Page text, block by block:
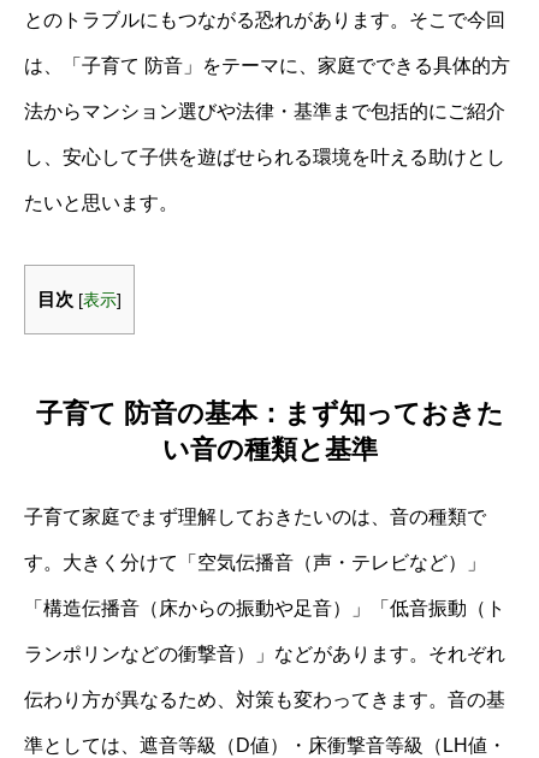
とのトラブルにもつながる恐れがあります。そこで今回
は、「子育て 防音」をテーマに、家庭でできる具体的方
法からマンション選びや法律・基準まで包括的にご紹介
し、安心して子供を遊ばせられる環境を叶える助けとし
たいと思います。
目次 [表示]
子育て 防音の基本：まず知っておきた
い音の種類と基準
子育て家庭でまず理解しておきたいのは、音の種類で
す。大きく分けて「空気伝播音（声・テレビなど）」
「構造伝播音（床からの振動や足音）」「低音振動（ト
ランポリンなどの衝撃音）」などがあります。それぞれ
伝わり方が異なるため、対策も変わってきます。音の基
準としては、遮音等級（D値）・床衝撃音等級（LH値・